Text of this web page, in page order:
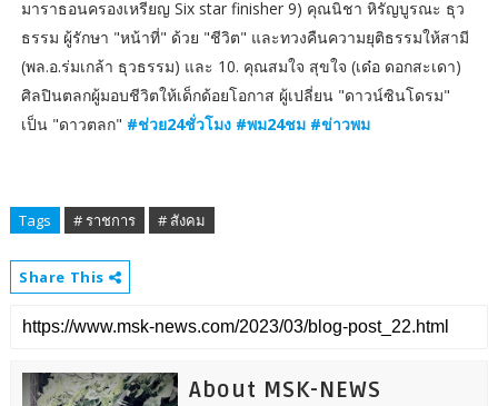
มาราธอนครองเหรียญ Six star finisher 9) คุณนิชา หิรัญบูรณะ ธุว
ธรรม ผู้รักษา "หน้าที่" ด้วย "ชีวิต" และทวงคืนความยุติธรรมให้สามี
(พล.อ.ร่มเกล้า ธุวธรรม) และ 10. คุณสมใจ สุขใจ (เด๋อ ดอกสะเดา)
ศิลปินตลกผู้มอบชีวิตให้เด็กด้อยโอกาส ผู้เปลี่ยน "ดาวน์ซินโดรม"
เป็น "ดาวตลก" #ช่วย24ชั่วโมง #พม24ชม #ข่าวพม
Tags # ราชการ # สังคม
Share This
About MSK-NEWS